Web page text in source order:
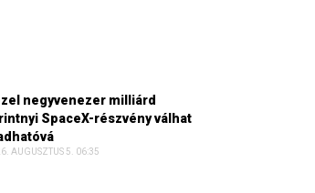
negyvenezer milliárd
SpaceX-részvény válhat
AUGUSZTUS 5. 06:35